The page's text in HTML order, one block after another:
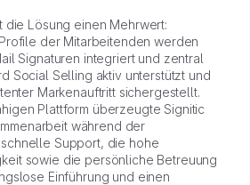
die Lösung einen Mehrwert:
der Mitarbeitenden werden
Signaturen integriert und zentral
Social Selling aktiv unterstützt und
Markenauftritt sichergestellt.
Plattform überzeugte Signitic
während der
Support, die hohe
sowie die persönliche Betreuung
Einführung und einen